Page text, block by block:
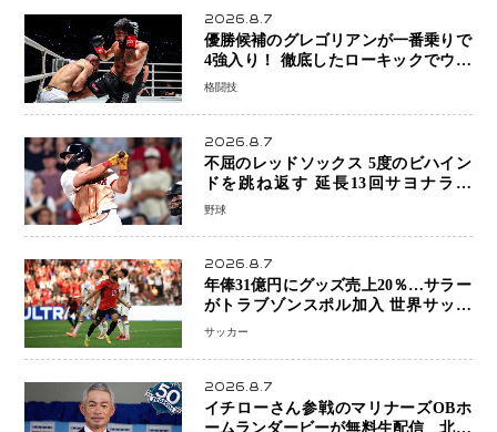
2026.8.7
優勝候補のグレゴリアンが一番乗りで
4強入り！ 徹底したローキックでウス
ビャンを攻略、判定勝利
格闘技
2026.8.7
不屈のレッドソックス 5度のビハイン
ドを跳ね返す 延長13回サヨナラ勝
ち 吉田正尚選手も2安打1打点で貢献 4
野球
2026.8.7
年俸31億円にグッズ売上20％…サラー
がトラブゾンスポル加入 世界サッカ
ーは「五大リーグ一強」から新時代へ
サッカー
2026.8.7
イチローさん参戦のマリナーズOBホ
ームランダービーが無料生配信 北米